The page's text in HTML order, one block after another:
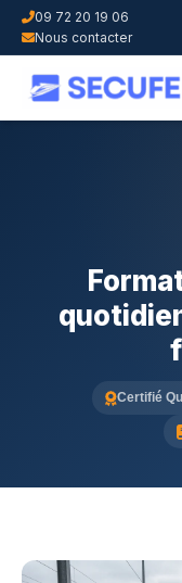
09 72 20 19 06
Nous contacter
Certifié